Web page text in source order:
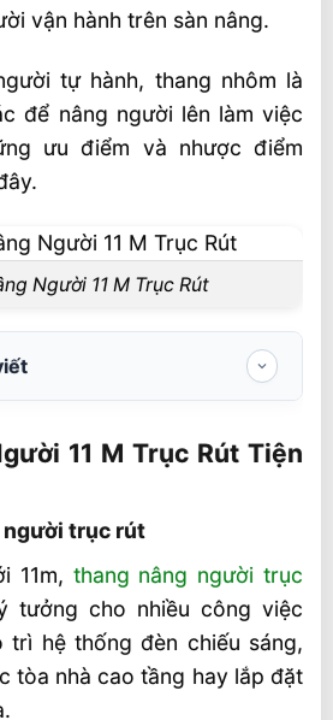
vận hành trên sàn nâng.
tự hành, thang nhôm là
để nâng người lên làm việc
ưu điểm và nhược điểm
Người 11 M Trục Rút
nâng người trục rút
thuật thang nâng người 11 m
giá thang nâng người 11 m trục
bảo hành xe nâng người trục
11 M Trục Rút Tiện
người trục rút
11m, thang nâng người trục
tưởng cho nhiều công việc
trì hệ thống đèn chiếu sáng,
tòa nhà cao tầng hay lắp đặt